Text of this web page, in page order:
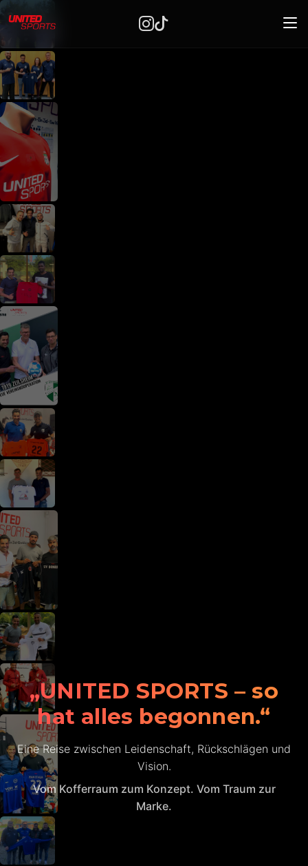
„UNITED SPORTS – so
hat alles begonnen.“
Eine Reise zwischen Leidenschaft, Rückschlägen und
Vision.
Vom Kofferraum zum Konzept. Vom Traum zur
Marke.